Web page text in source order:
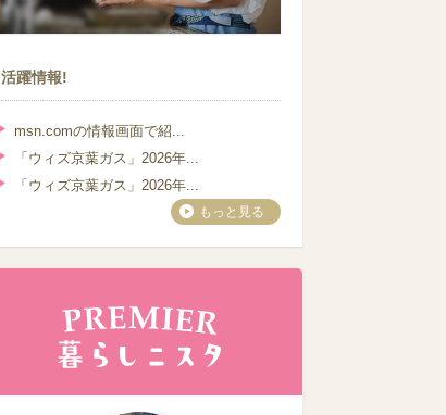
活躍情報!
msn.comの情報画面で紹...
「ウィズ京葉ガス」2026年...
「ウィズ京葉ガス」2026年...
もっと見る